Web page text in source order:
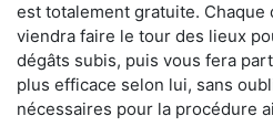
est totalement gratuite. Chaque
viendra faire le tour des lieux
dégâts subis, puis vous fera
plus efficace selon lui, sans
nécessaires pour la procédure